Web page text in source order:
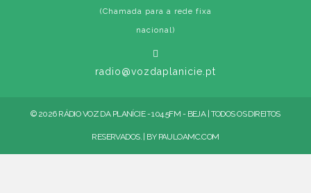
(Chamada para a rede fixa
nacional)
radio@vozdaplanicie.pt
© 2026 RÁDIO VOZ DA PLANÍCIE - 104.5FM - BEJA | TODOS OS DIREITOS
RESERVADOS. | BY PAULOAMC.COM